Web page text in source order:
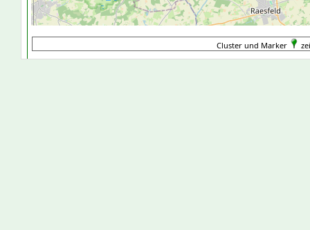
Cluster und Marker